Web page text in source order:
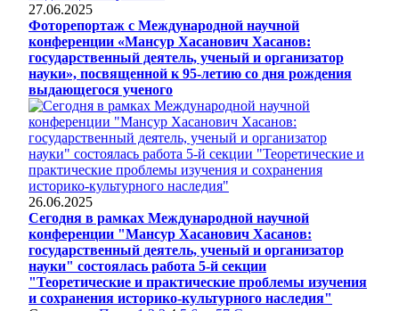
27.06.2025
Фоторепортаж с Международной научной
конференции «Мансур Хасанович Хасанов:
государственный деятель, ученый и организатор
науки», посвященной к 95-летию со дня рождения
выдающегося ученого
26.06.2025
Сегодня в рамках Международной научной
конференции "Мансур Хасанович Хасанов:
государственный деятель, ученый и организатор
науки" состоялась работа 5-й секции
"Теоретические и практические проблемы изучения
и сохранения историко-культурного наследия"